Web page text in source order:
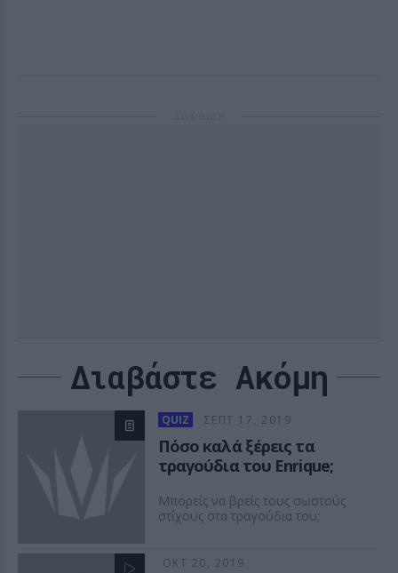
Διαβάστε Ακόμη
QUIZ ΣΕΠΤ 17, 2019
Πόσο καλά ξέρεις τα
τραγούδια του Enrique;
Μπορείς να βρείς τους σωστούς
στίχους στα τραγούδια του;
ΟΚΤ 20, 2019